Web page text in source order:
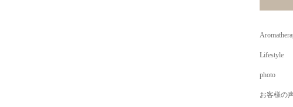
Lifestyle
photo
お客様の